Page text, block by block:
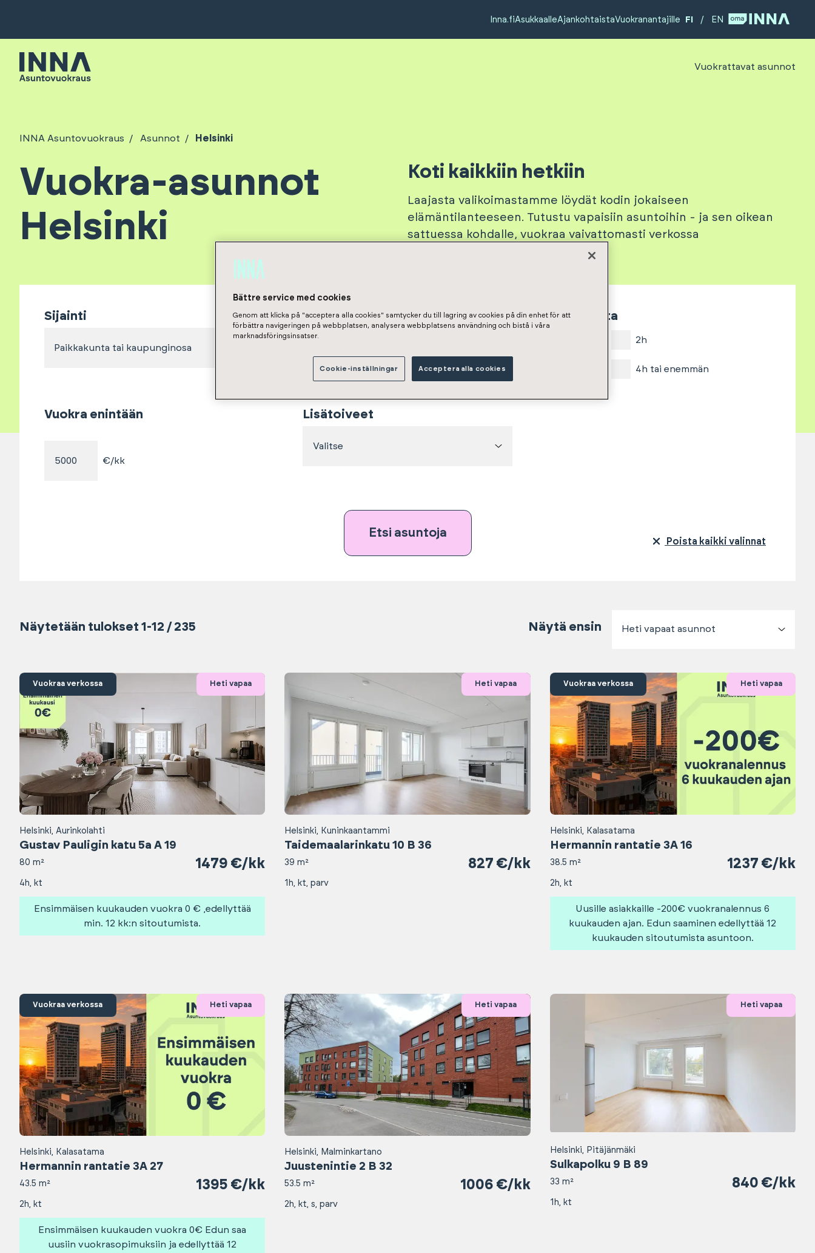
Inna.fiAsukkaalleAjankohtaistaVuokranantajille FI / EN
Vuokrattavat asunnot
INNA Asuntovuokraus Asunnot Helsinki
Vuokra-asunnot
Helsinki
Koti kaikkiin hetkiin
Laajasta valikoimastamme löydät kodin jokaiseen
elämäntilanteeseen. Tutustu vapaisiin asuntoihin - ja sen oikean
sattuessa kohdalle, vuokraa vaivattomasti verkossa
Sijainti
Paikkakunta tai kaupunginosa
Pinta-ala Huoneita
2h
4h tai enemmän
Vuokra enintään
€/kk
Lisätoiveet
Valitse
Etsi asuntoja
Poista kaikki valinnat
Näytetään tulokset 1-12 / 235 Näytä ensin Heti vapaat asunnot
Vuokraa verkossa Heti vapaa
Helsinki, Aurinkolahti
Gustav Pauligin katu 5a A 19
80 m² 1479 €/kk
4h, kt
Ensimmäisen kuukauden vuokra 0 € ,edellyttää
min. 12 kk:n sitoutumista.
Heti vapaa
Helsinki, Kuninkaantammi
Taidemaalarinkatu 10 B 36
39 m² 827 €/kk
1h, kt, parv
Vuokraa verkossa Heti vapaa
Helsinki, Kalasatama
Hermannin rantatie 3A 16
38.5 m² 1237 €/kk
2h, kt
Uusille asiakkaille -200€ vuokranalennus 6
kuukauden ajan. Edun saaminen edellyttää 12
kuukauden sitoutumista asuntoon.
Vuokraa verkossa Heti vapaa
Helsinki, Kalasatama
Hermannin rantatie 3A 27
43.5 m² 1395 €/kk
2h, kt
Ensimmäisen kuukauden vuokra 0€ Edun saa
uusiin vuokrasopimuksiin ja edellyttää 12
Heti vapaa
Helsinki, Malminkartano
Juustenintie 2 B 32
53.5 m² 1006 €/kk
2h, kt, s, parv
Heti vapaa
Helsinki, Pitäjänmäki
Sulkapolku 9 B 89
33 m² 840 €/kk
1h, kt
Bättre service med cookies
Genom att klicka på "acceptera alla cookies" samtycker du till lagring av cookies på din enhet för att
förbättra navigeringen på webbplatsen, analysera webbplatsens användning och bistå i våra
marknadsföringsinsatser.
Cookie-inställningar Acceptera alla cookies